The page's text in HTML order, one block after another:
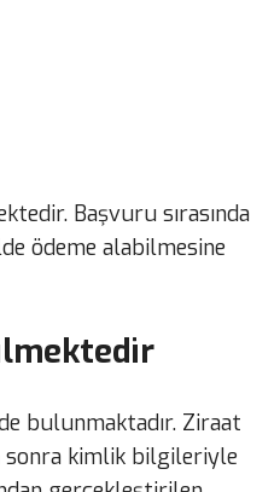
Başvuru sırasında
ödeme alabilmesine
bulunmaktadır. Ziraat
sonra kimlik bilgileriyle